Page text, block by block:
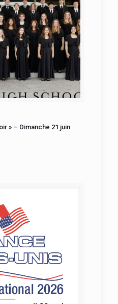
» – Dimanche 21 juin